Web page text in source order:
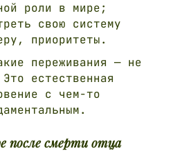
роли в мире;
свою систему
приоритеты.
переживания — не
естественная
с чем-то
после смерти отца